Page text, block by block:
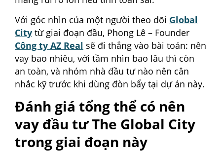
Với góc nhìn của một người theo dõi Global
City từ giai đoạn đầu, Phong Lê – Founder
Công ty AZ Real sẽ đi thẳng vào bài toán: nên
vay bao nhiêu, với tầm nhìn bao lâu thì còn
an toàn, và nhóm nhà đầu tư nào nên cân
nhắc kỹ trước khi dùng đòn bẩy tại dự án này.
Đánh giá tổng thể có nên
vay đầu tư The Global City
trong giai đoạn này